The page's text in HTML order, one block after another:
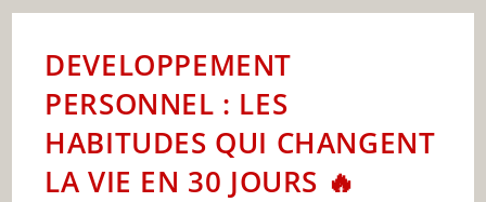
DEVELOPPEMENT
PERSONNEL : LES
HABITUDES QUI CHANGENT
LA VIE EN 30 JOURS 🔥